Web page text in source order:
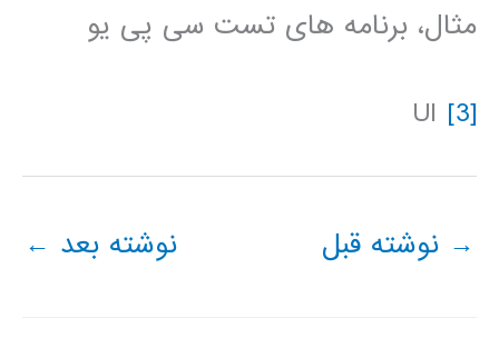
مثال، برنامه های تست سی پی یو
[3]
→ نوشته قبل نوشته بعد ←